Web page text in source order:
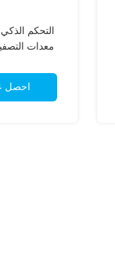
التحكم
معدات
احصل